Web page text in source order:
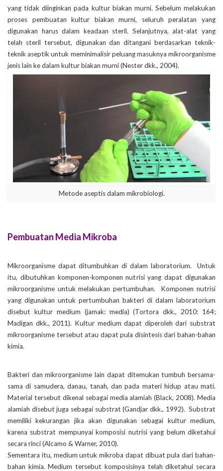
yang tidak diinginkan pada kultur biakan murni. Sebelum melakukan
proses pembuatan kultur biakan murni, seluruh peralatan yang
digunakan harus dalam keadaan steril. Selanjutnya, alat-alat yang
telah steril tersebut, digunakan dan ditangani berdasarkan teknik-
teknik aseptik untuk meminimalisir peluang masuknya mikroorganisme
jenis lain ke dalam kultur biakan murni (Nester dkk., 2004).
Metode aseptis dalam mikrobiologi.
Pembuatan Media Mikroba
Mikroorganisme dapat ditumbuhkan di dalam laboratorium. Untuk
itu, dibutuhkan komponen-komponen nutrisi yang dapat digunakan
mikroorganisme untuk melakukan pertumbuhan. Komponen nutrisi
yang digunakan untuk pertumbuhan bakteri di dalam laboratorium
disebut kultur medium (jamak: media) (Tortora dkk., 2010: 164;
Madigan dkk., 2011). Kultur medium dapat diperoleh dari substrat
mikroorganisme tersebut atau dapat pula disintesis dari bahan-bahan
kimia.
Bakteri dan mikroorganisme lain dapat ditemukan tumbuh bersama-
sama di samudera, danau, tanah, dan pada materi hidup atau mati.
Material tersebut dikenal sebagai media alamiah (Black, 2008). Media
alamiah disebut juga sebagai substrat (Gandjar dkk., 1992). Substrat
memiliki kekurangan jika akan digunakan sebagai kultur medium,
karena substrat mempunyai komposisi nutrisi yang belum diketahui
secara rinci (Alcamo & Warner, 2010).
Sementara itu, medium untuk mikroba dapat dibuat pula dari bahan-
bahan kimia. Medium tersebut komposisinya telah diketahui secara